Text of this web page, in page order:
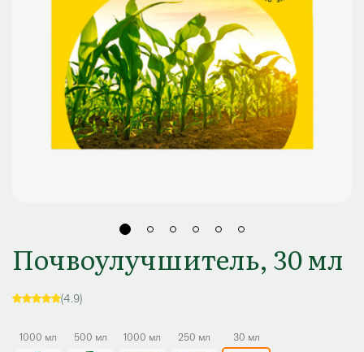
Почвоулучшитель, 30 мл
(4.9)
1000 мл 500 мл 1000 мл 250 мл 30 мл